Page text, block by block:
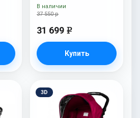
37 550 р
31 699 e
Купить
В наличии
3D